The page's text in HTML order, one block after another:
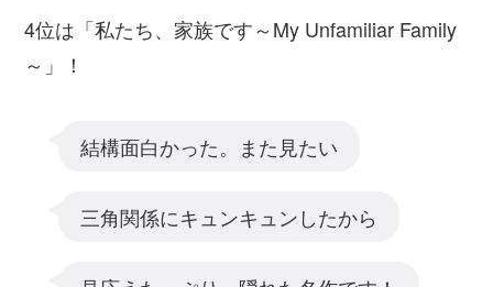
4位は「私たち、家族です～My Unfamiliar Family
～」！
結構面白かった。また見たい
三角関係にキュンキュンしたから